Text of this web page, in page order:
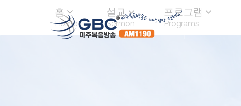
홈
Home
설교
Sermon
프로그램
Programs